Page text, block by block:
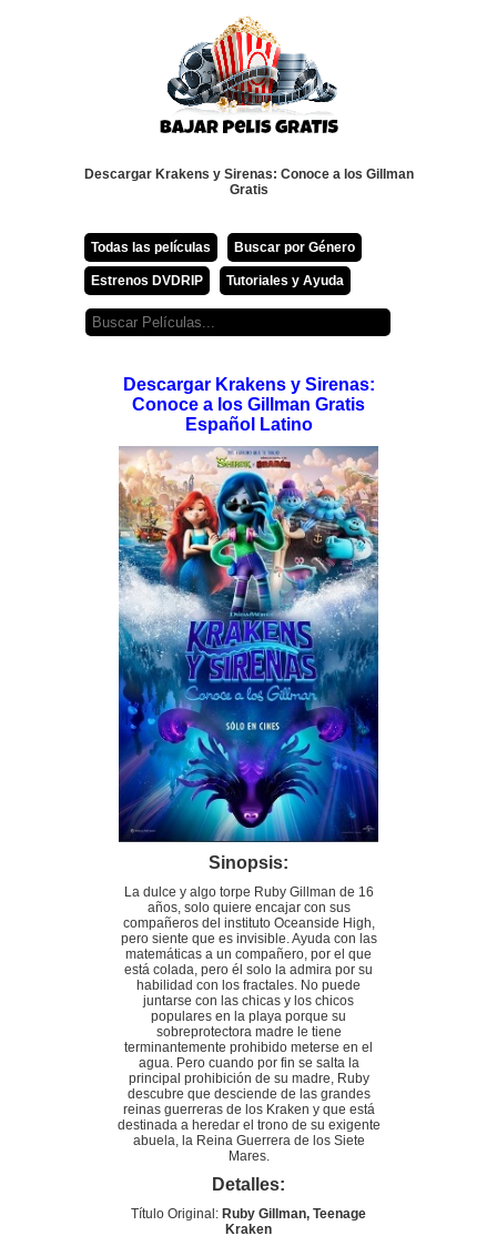
Descargar Krakens y Sirenas: Conoce a los Gillman
Gratis
Todas las películas Buscar por Género
Estrenos DVDRIP Tutoriales y Ayuda
Descargar Krakens y Sirenas:
Conoce a los Gillman Gratis
Español Latino
Sinopsis:
La dulce y algo torpe Ruby Gillman de 16
años, solo quiere encajar con sus
compañeros del instituto Oceanside High,
pero siente que es invisible. Ayuda con las
matemáticas a un compañero, por el que
está colada, pero él solo la admira por su
habilidad con los fractales. No puede
juntarse con las chicas y los chicos
populares en la playa porque su
sobreprotectora madre le tiene
terminantemente prohibido meterse en el
agua. Pero cuando por fin se salta la
principal prohibición de su madre, Ruby
descubre que desciende de las grandes
reinas guerreras de los Kraken y que está
destinada a heredar el trono de su exigente
abuela, la Reina Guerrera de los Siete
Mares.
Detalles:
Título Original: Ruby Gillman, Teenage
Kraken